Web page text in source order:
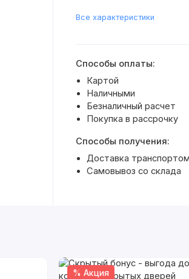
Все характеристики
Способы оплаты:
Картой
Наличными
Безналичный расчет
Покупка в рассрочку
Способы получения:
Доставка
Самовывоз со склада
% Акция